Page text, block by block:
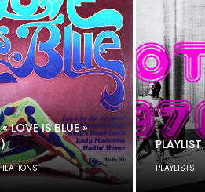
LOVE IS BLUE »
PLAYLISTS